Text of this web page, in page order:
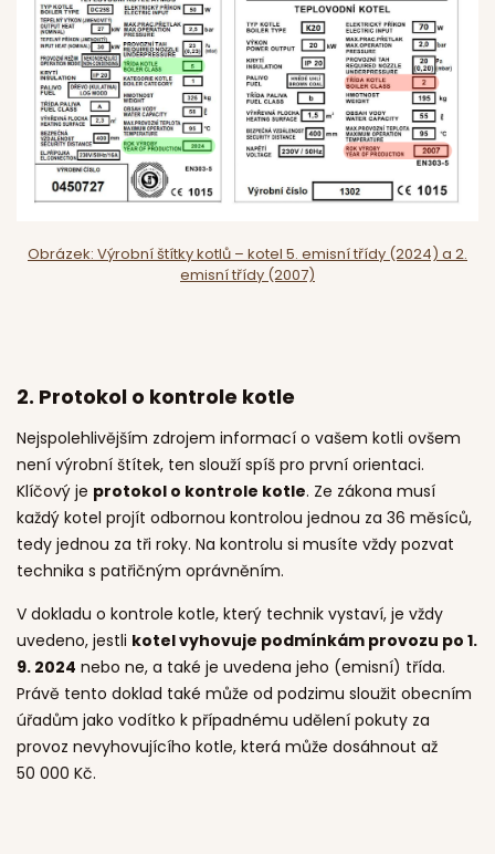
Obrázek: Výrobní štítky kotlů – kotel 5. emisní třídy (2024) a 2.
emisní třídy (2007)
2. Protokol o kontrole kotle
Nejspolehlivějším zdrojem informací o vašem kotli ovšem
není výrobní štítek, ten slouží spíš pro první orientaci.
Klíčový je protokol o kontrole kotle. Ze zákona musí
každý kotel projít odbornou kontrolou jednou za 36 měsíců,
tedy jednou za tři roky. Na kontrolu si musíte vždy pozvat
technika s patřičným oprávněním.
V dokladu o kontrole kotle, který technik vystaví, je vždy
uvedeno, jestli kotel vyhovuje podmínkám provozu po 1.
9. 2024 nebo ne, a také je uvedena jeho (emisní) třída.
Právě tento doklad také může od podzimu sloužit obecním
úřadům jako vodítko k případnému udělení pokuty za
provoz nevyhovujícího kotle, která může dosáhnout až
50 000 Kč.